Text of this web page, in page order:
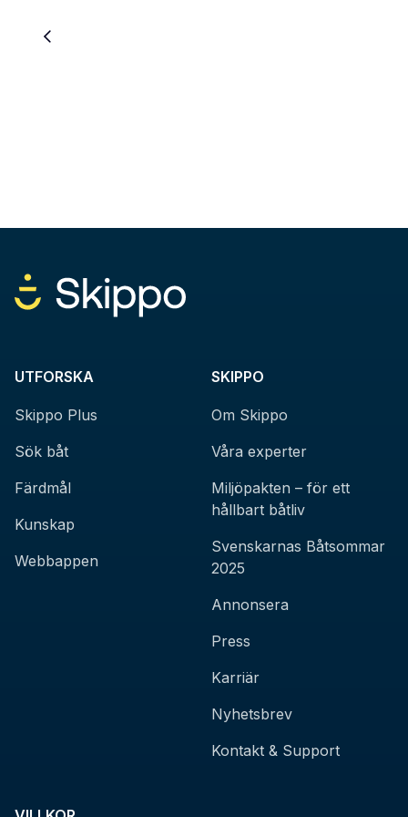
UTFORSKA
Skippo Plus
Sök båt
Färdmål
Kunskap
Webbappen
SKIPPO
Om Skippo
Våra experter
Miljöpakten – för ett
hållbart båtliv
Svenskarnas Båtsommar
2025
Annonsera
Press
Karriär
Nyhetsbrev
Kontakt & Support